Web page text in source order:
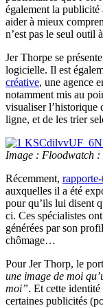
également la publicité
aider à mieux
n’est pas le seul outil
Jer Thorpe se
logicielle. Il est
créative, une agence
notamment mis au
visualiser l’historique
ligne, et de les trier
Image : Floodwatch :
Récemment,
auxquelles il a été
pour qu’ils lui disent
ci. Ces spécialistes
générées par son
chômage…
Pour Jer Thorp, le
une image de moi
moi”. Et cette identité
certaines publicités